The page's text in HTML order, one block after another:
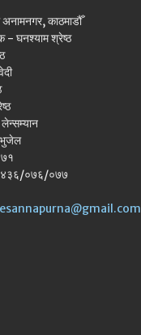
अनामनगर, काठमाडौँ
- घनश्याम श्रेष्ठ
भुजेल
१४३६/०७६/०७७